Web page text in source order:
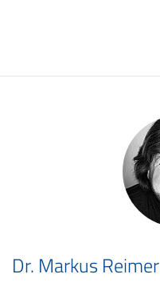
Dr. Markus Reimer